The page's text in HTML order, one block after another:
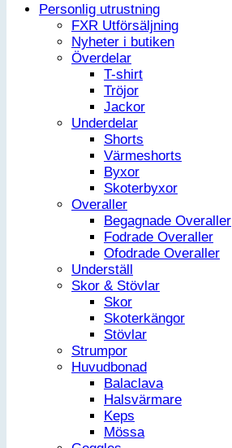
Personlig utrustning
FXR Utförsäljning
Nyheter i butiken
Överdelar
T-shirt
Tröjor
Jackor
Underdelar
Shorts
Värmeshorts
Byxor
Skoterbyxor
Overaller
Begagnade Overaller
Fodrade Overaller
Ofodrade Overaller
Underställ
Skor & Stövlar
Skor
Skoterkängor
Stövlar
Strumpor
Huvudbonad
Balaclava
Halsvärmare
Keps
Mössa